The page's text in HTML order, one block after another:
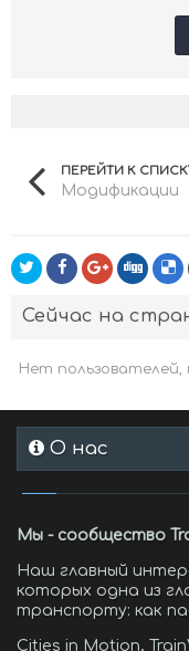
ПЕРЕЙТИ К
Модификации
Сейчас на
Нет
О нас
Мы - сообщество
Наш главный
которых одна из
транспорту: как
Cities in Motion,